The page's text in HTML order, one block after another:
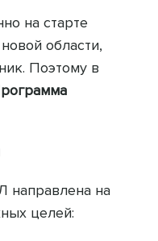
на старте
области,
Поэтому в
направлена на
целей: